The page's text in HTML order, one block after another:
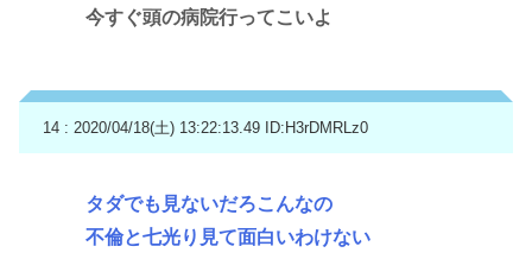
今すぐ頭の病院行ってこいよ
14 : 2020/04/18(土) 13:22:13.49 ID:H3rDMRLz0
タダでも見ないだろこんなの
不倫と七光り見て面白いわけない